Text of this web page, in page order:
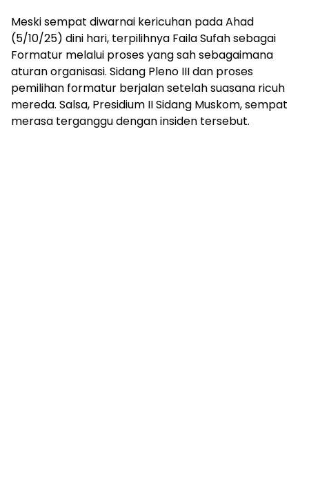
Meski sempat diwarnai kericuhan pada Ahad
(5/10/25) dini hari, terpilihnya Faila Sufah sebagai
Formatur melalui proses yang sah sebagaimana
aturan organisasi. Sidang Pleno III dan proses
pemilihan formatur berjalan setelah suasana ricuh
mereda. Salsa, Presidium II Sidang Muskom, sempat
merasa terganggu dengan insiden tersebut.